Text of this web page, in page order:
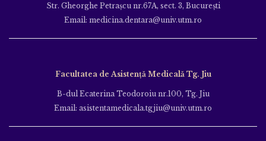
Str. Gheorghe Petraşcu nr.67A, sect. 3, Bucureşti
Email: medicina.dentara@univ.utm.ro
Facultatea de Asistență Medicală Tg. Jiu
B-dul Ecaterina Teodoroiu nr.100, Tg. Jiu
Email: asistentamedicala.tgjiu@univ.utm.ro